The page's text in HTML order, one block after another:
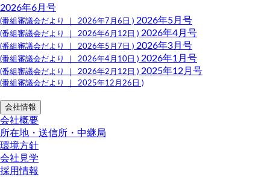
2026年6月号
(番組審議会だより ｜ 2026年7月6日 ) 2026年5月号
(番組審議会だより ｜ 2026年6月12日 ) 2026年4月号
(番組審議会だより ｜ 2026年5月7日 ) 2026年3月号
(番組審議会だより ｜ 2026年4月10日 ) 2026年1月号
(番組審議会だより ｜ 2026年2月12日 ) 2025年12月号
(番組審議会だより ｜ 2025年12月26日 )
会社情報
会社概要
所在地・送信所・中継局
環境方針
会社見学
採用情報